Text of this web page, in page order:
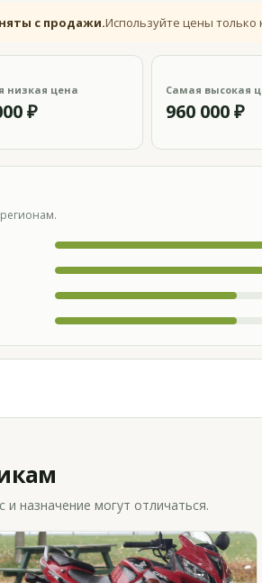
с продажи.Используйте цены только
низкая цена
₽
Самая высокая
960 000 ₽
назначение могут отличаться.